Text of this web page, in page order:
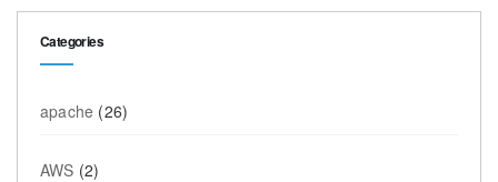
Categories
apache (26)
AWS (2)